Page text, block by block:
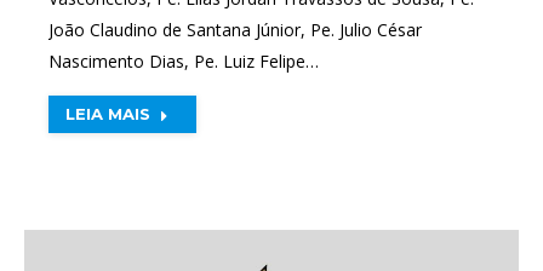
João Claudino de Santana Júnior, Pe. Julio César
Nascimento Dias, Pe. Luiz Felipe…
LEIA MAIS